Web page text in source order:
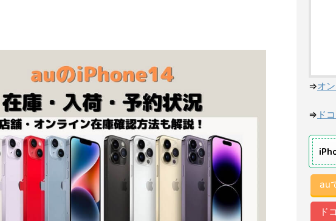
⇒オ
⇒ ド
au
ド